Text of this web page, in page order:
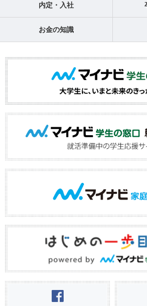
内定・入社
お金の知識